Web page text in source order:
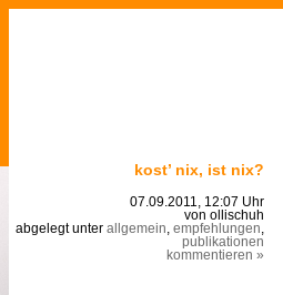
kost’ nix, ist nix?
07.09.2011, 12:07 Uhr
von ollischuh
abgelegt unter allgemein empfehlungen
publikationen
kommentieren »